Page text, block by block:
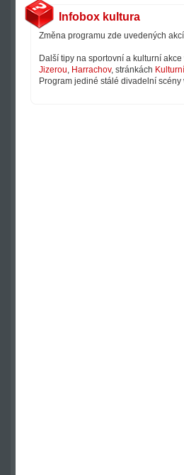
Infobox kultura
Změna programu zde uvedených
Další tipy na sportovní a kulturní
Jizerou, Harrachov, stránkách
Program jediné stálé divadelní